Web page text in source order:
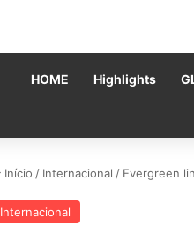
HOME Highlights
Início / Internacional / Evergreen
Internacional